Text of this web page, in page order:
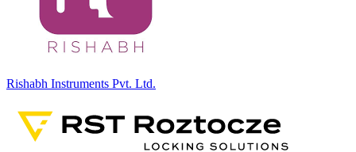
Rishabh Instruments Pvt. Ltd.